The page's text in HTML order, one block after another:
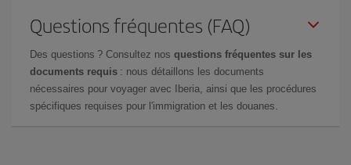
Questions fréquentes (FAQ)
Des questions ? Consultez nos questions fréquentes sur les
documents requis : nous détaillons les documents
nécessaires pour voyager avec Iberia, ainsi que les procédures
spécifiques requises pour l'immigration et les douanes.